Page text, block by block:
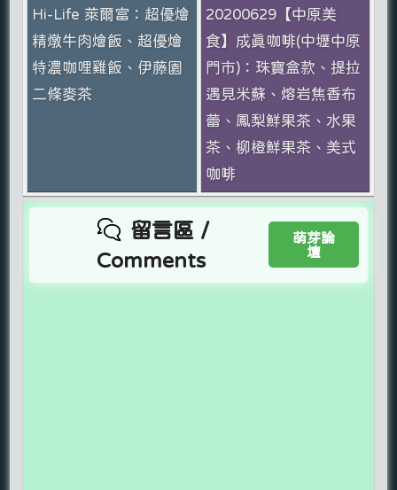
Hi-Life 萊爾富：超優燴
精燉牛肉燴飯、超優燴
特濃咖哩雞飯、伊藤園
二條麥茶
20200629【中原美
食】成真咖啡(中壢中原
門市)：珠寶盒款、提拉
遇見米蘇、熔岩焦香布
蕾、鳳梨鮮果茶、水果
茶、柳橙鮮果茶、美式
咖啡
留言區 /
Comments
萌芽論
壇